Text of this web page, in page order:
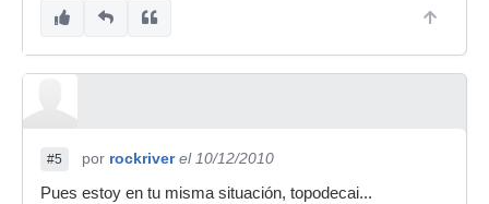
#5 por rockriver el 10/12/2010
Pues estoy en tu misma situación, topodecai...